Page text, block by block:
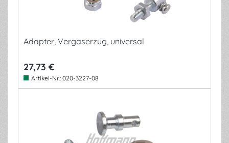
Adapter, Vergaserzug, universal
27,73 €
Artikel-Nr.: 020-3227-08